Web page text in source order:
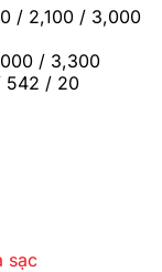
/ 2,100 / 3,000
/ 3,300
542 / 20
sạc